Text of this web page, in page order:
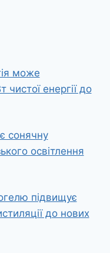
може
енергії до
сонячну
освітлення
підвищує
до нових